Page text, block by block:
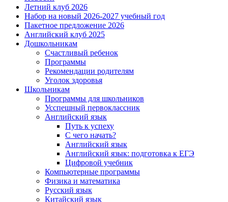
Летний клуб 2026
Набор на новый 2026-2027 учебный год
Пакетное предложение 2026
Английский клуб 2025
Дошкольникам
Счастливый ребенок
Программы
Рекомендации родителям
Уголок здоровья
Школьникам
Программы для школьников
Усспешный первоклассник
Английский язык
Путь к успеху
С чего начать?
Английский язык
Английский язык: подготовка к ЕГЭ
Цифровой учебник
Компьютерные программы
Физика и математика
Русский язык
Китайский язык